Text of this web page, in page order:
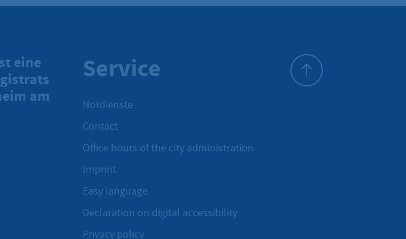
eine
am
Service
Notdienste
Contact
Office hours of the city administration
Imprint
Easy language
Declaration on digital accessibility
Privacy policy